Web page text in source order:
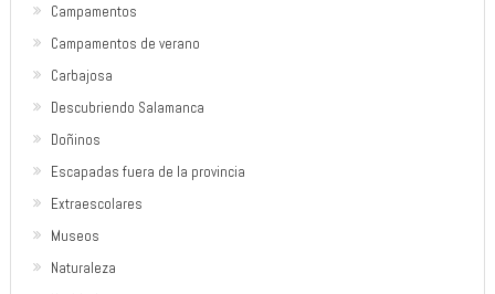
Campamentos
Campamentos de verano
Carbajosa
Descubriendo Salamanca
Doñinos
Escapadas fuera de la provincia
Extraescolares
Museos
Naturaleza